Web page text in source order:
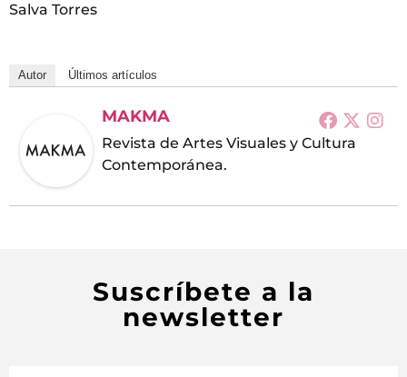
Salva Torres
Autor Últimos artículos
MAKMA
Revista de Artes Visuales y Cultura
Contemporánea.
Suscríbete a la
newsletter